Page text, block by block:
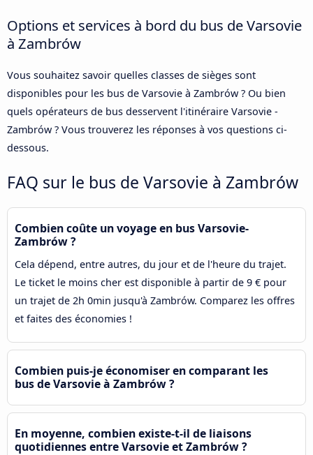
Options et services à bord du bus de Varsovie
à Zambrów
Vous souhaitez savoir quelles classes de sièges sont
disponibles pour les bus de Varsovie à Zambrów ? Ou bien
quels opérateurs de bus desservent l'itinéraire Varsovie -
Zambrów ? Vous trouverez les réponses à vos questions ci-
dessous.
FAQ sur le bus de Varsovie à Zambrów
Combien coûte un voyage en bus Varsovie-
Zambrów ?
Cela dépend, entre autres, du jour et de l'heure du trajet.
Le ticket le moins cher est disponible à partir de 9 € pour
un trajet de 2h 0min jusqu'à Zambrów. Comparez les offres
et faites des économies !
Combien puis-je économiser en comparant les
bus de Varsovie à Zambrów ?
En moyenne, combien existe-t-il de liaisons
quotidiennes entre Varsovie et Zambrów ?